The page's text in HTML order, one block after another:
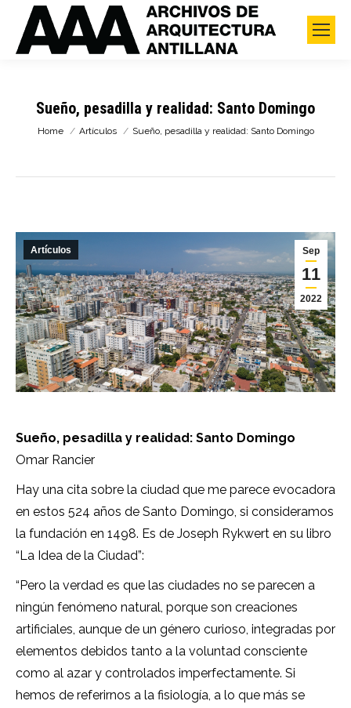
Sueño, pesadilla y realidad: Santo Domingo
You are here:
Home Artículos Sueño, pesadilla y realidad: Santo Domingo
Sep
11
2022
Artículos
Sueño, pesadilla y realidad: Santo Domingo
Omar Rancier
Hay una cita sobre la ciudad que me parece evocadora
en estos 524 años de Santo Domingo, si consideramos
la fundación en 1498. Es de Joseph Rykwert en su libro
“La Idea de la Ciudad”:
“Pero la verdad es que las ciudades no se parecen a
ningún fenómeno natural, porque son creaciones
artificiales, aunque de un género curioso, integradas por
elementos debidos tanto a la voluntad consciente
como al azar y controlados imperfectamente. Si
hemos de referirnos a la fisiología, a lo que más se